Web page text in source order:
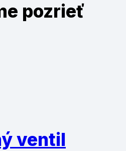
pozrieť
ventil